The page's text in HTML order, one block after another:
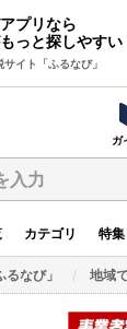
プリなら
っと探しやすい
イト「ふるなび」
ガ
入力
カテゴリ 特集
なび」 地域